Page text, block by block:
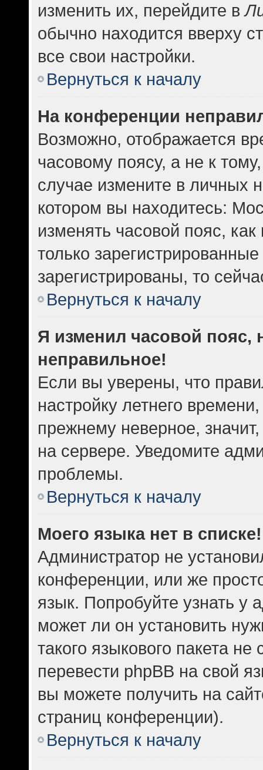
изменить их, перейдите в
обычно находится вверху
все свои настройки.
Вернуться к началу
На конференции
Возможно, отображается
часовому поясу, а не к
случае измените в личных
котором вы находитесь:
изменять часовой пояс,
только
зарегистрированы, то
Вернуться к началу
Я изменил часовой пояс,
неправильное!
Если вы уверены, что
настройку летнего
прежнему неверное,
на сервере. Уведомите
проблемы.
Вернуться к началу
Моего языка нет в списке!
Администратор не
конференции, или же
язык. Попробуйте узнать у
может ли он установить
такого языкового пакета
перевести phpBB на свой
вы можете получить на
страниц конференции).
Вернуться к началу